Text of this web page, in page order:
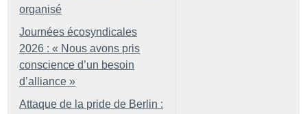
organisé
Journées écosyndicales
2026 : « Nous avons pris
conscience d’un besoin
d’alliance »
Attaque de la pride de Berlin :